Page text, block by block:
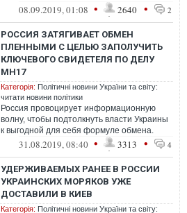
человек.08.09.2019, 01:08 • 2640 • 2
РОССИЯ ЗАТЯГИВАЕТ ОБМЕН
ПЛЕННЫМИ С ЦЕЛЬЮ ЗАПОЛУЧИТЬ
КЛЮЧЕВОГО СВИДЕТЕЛЯ ПО ДЕЛУ
МН17
Категорія: Політичні новини України та світу:
читати новини політики
Россия провоцирует информационную
волну, чтобы подтолкнуть власти Украины
к выгодной для себя формуле обмена.
31.08.2019, 08:40 • 3313 • 4
УДЕРЖИВАЕМЫХ РАНЕЕ В РОССИИ
УКРАИНСКИХ МОРЯКОВ УЖЕ
ДОСТАВИЛИ В КИЕВ
Категорія: Політичні новини України та світу: